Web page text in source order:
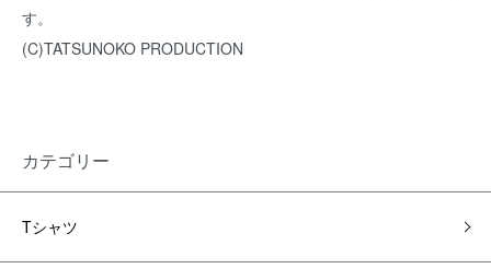
す。
(C)TATSUNOKO PRODUCTION
カテゴリー
Tシャツ